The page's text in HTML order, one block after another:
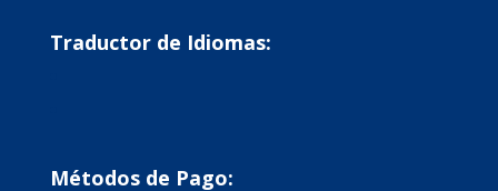
Traductor de Idiomas:
Métodos de Pago: